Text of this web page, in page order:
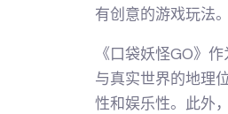
有创意的游戏玩法。
《口袋妖怪GO》
与真实世界的地理
性和娱乐性。此外